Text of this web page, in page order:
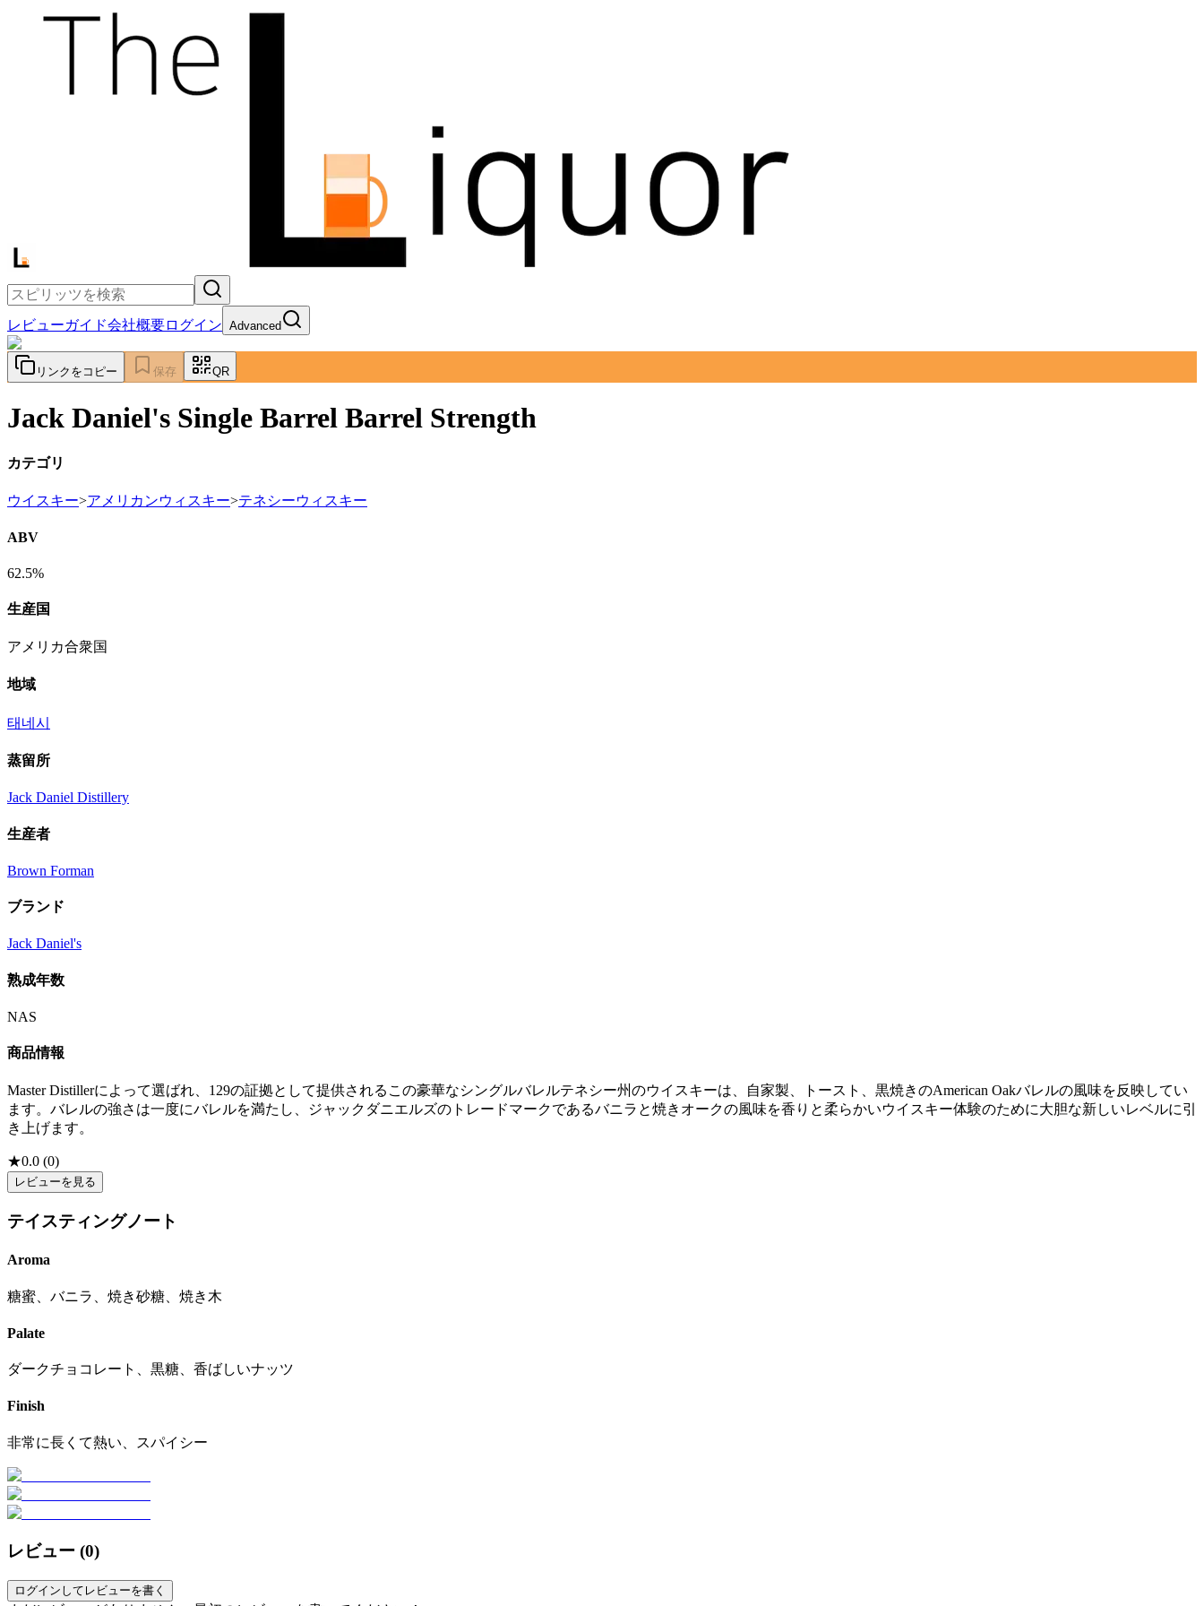
レビューガイド会社概要ログイン Advanced
リンクをコピー 保存 QR
Jack Daniel's Single Barrel Barrel Strength
カテゴリ
ウイスキー>アメリカンウィスキー>テネシーウィスキー
ABV
62.5%
生産国
アメリカ合衆国
地域
태네시
蒸留所
Jack Daniel Distillery
生産者
Brown Forman
ブランド
Jack Daniel's
熟成年数
NAS
商品情報
Master Distillerによって選ばれ、129の証拠として提供されるこの豪華なシングルバレルテネシー州のウイスキーは、自家製、トースト、黒焼きのAmerican Oakバレルの風味を反映してい
ます。バレルの強さは一度にバレルを満たし、ジャックダニエルズのトレードマークであるバニラと焼きオークの風味を香りと柔らかいウイスキー体験のために大胆な新しいレベルに引
き上げます。
★0.0 (0)
レビューを見る
テイスティングノート
Aroma
糖蜜、バニラ、焼き砂糖、焼き木
Palate
ダークチョコレート、黒糖、香ばしいナッツ
Finish
非常に長くて熱い、スパイシー
レビュー (0)
ログインしてレビューを書く